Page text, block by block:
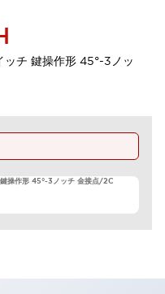
チ 鍵操作形 45°-3ノッ
操作形 45°-3ノッチ 金接点/2C